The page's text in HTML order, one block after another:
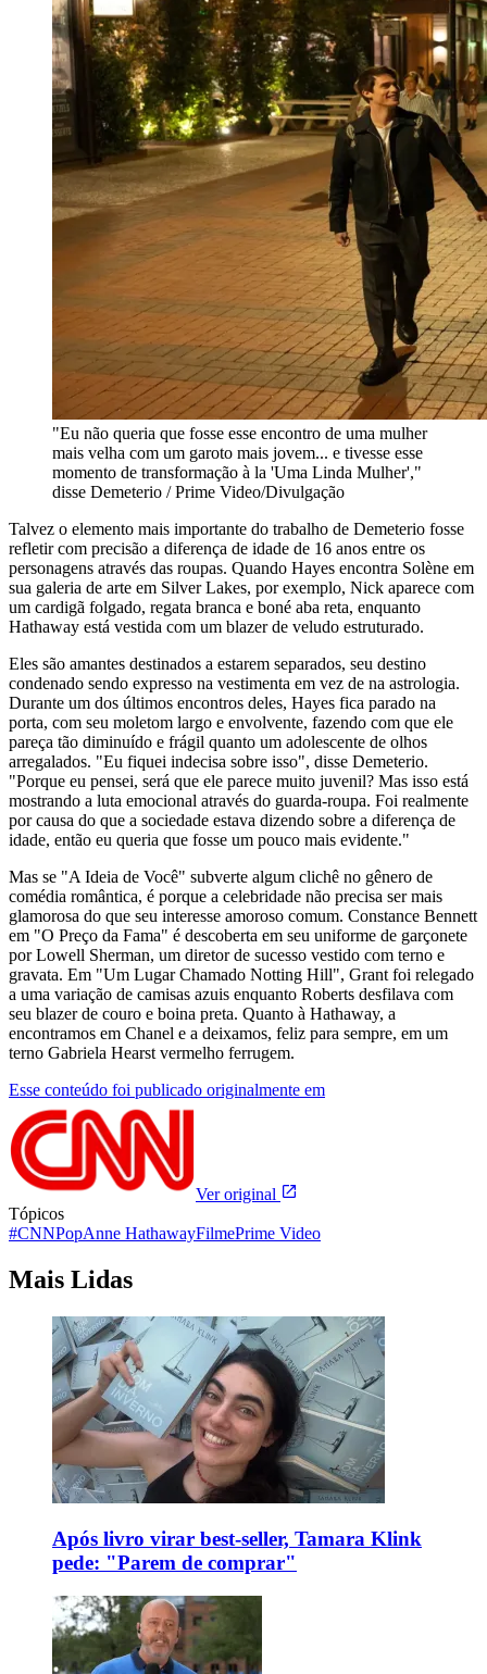
"Eu não queria que fosse esse encontro de uma mulher
mais velha com um garoto mais jovem... e tivesse esse
momento de transformação à la 'Uma Linda Mulher',"
disse Demeterio / Prime Video/Divulgação
Talvez o elemento mais importante do trabalho de Demeterio fosse
refletir com precisão a diferença de idade de 16 anos entre os
personagens através das roupas. Quando Hayes encontra Solène em
sua galeria de arte em Silver Lakes, por exemplo, Nick aparece com
um cardigã folgado, regata branca e boné aba reta, enquanto
Hathaway está vestida com um blazer de veludo estruturado.
Eles são amantes destinados a estarem separados, seu destino
condenado sendo expresso na vestimenta em vez de na astrologia.
Durante um dos últimos encontros deles, Hayes fica parado na
porta, com seu moletom largo e envolvente, fazendo com que ele
pareça tão diminuído e frágil quanto um adolescente de olhos
arregalados. "Eu fiquei indecisa sobre isso", disse Demeterio.
"Porque eu pensei, será que ele parece muito juvenil? Mas isso está
mostrando a luta emocional através do guarda-roupa. Foi realmente
por causa do que a sociedade estava dizendo sobre a diferença de
idade, então eu queria que fosse um pouco mais evidente."
Mas se "A Ideia de Você" subverte algum clichê no gênero de
comédia romântica, é porque a celebridade não precisa ser mais
glamorosa do que seu interesse amoroso comum. Constance Bennett
em "O Preço da Fama" é descoberta em seu uniforme de garçonete
por Lowell Sherman, um diretor de sucesso vestido com terno e
gravata. Em "Um Lugar Chamado Notting Hill", Grant foi relegado
a uma variação de camisas azuis enquanto Roberts desfilava com
seu blazer de couro e boina preta. Quanto à Hathaway, a
encontramos em Chanel e a deixamos, feliz para sempre, em um
terno Gabriela Hearst vermelho ferrugem.
Esse conteúdo foi publicado originalmente em
Ver original
Tópicos
#CNNPopAnne HathawayFilmePrime Video
Mais Lidas
Após livro virar best-seller, Tamara Klink
pede: "Parem de comprar"